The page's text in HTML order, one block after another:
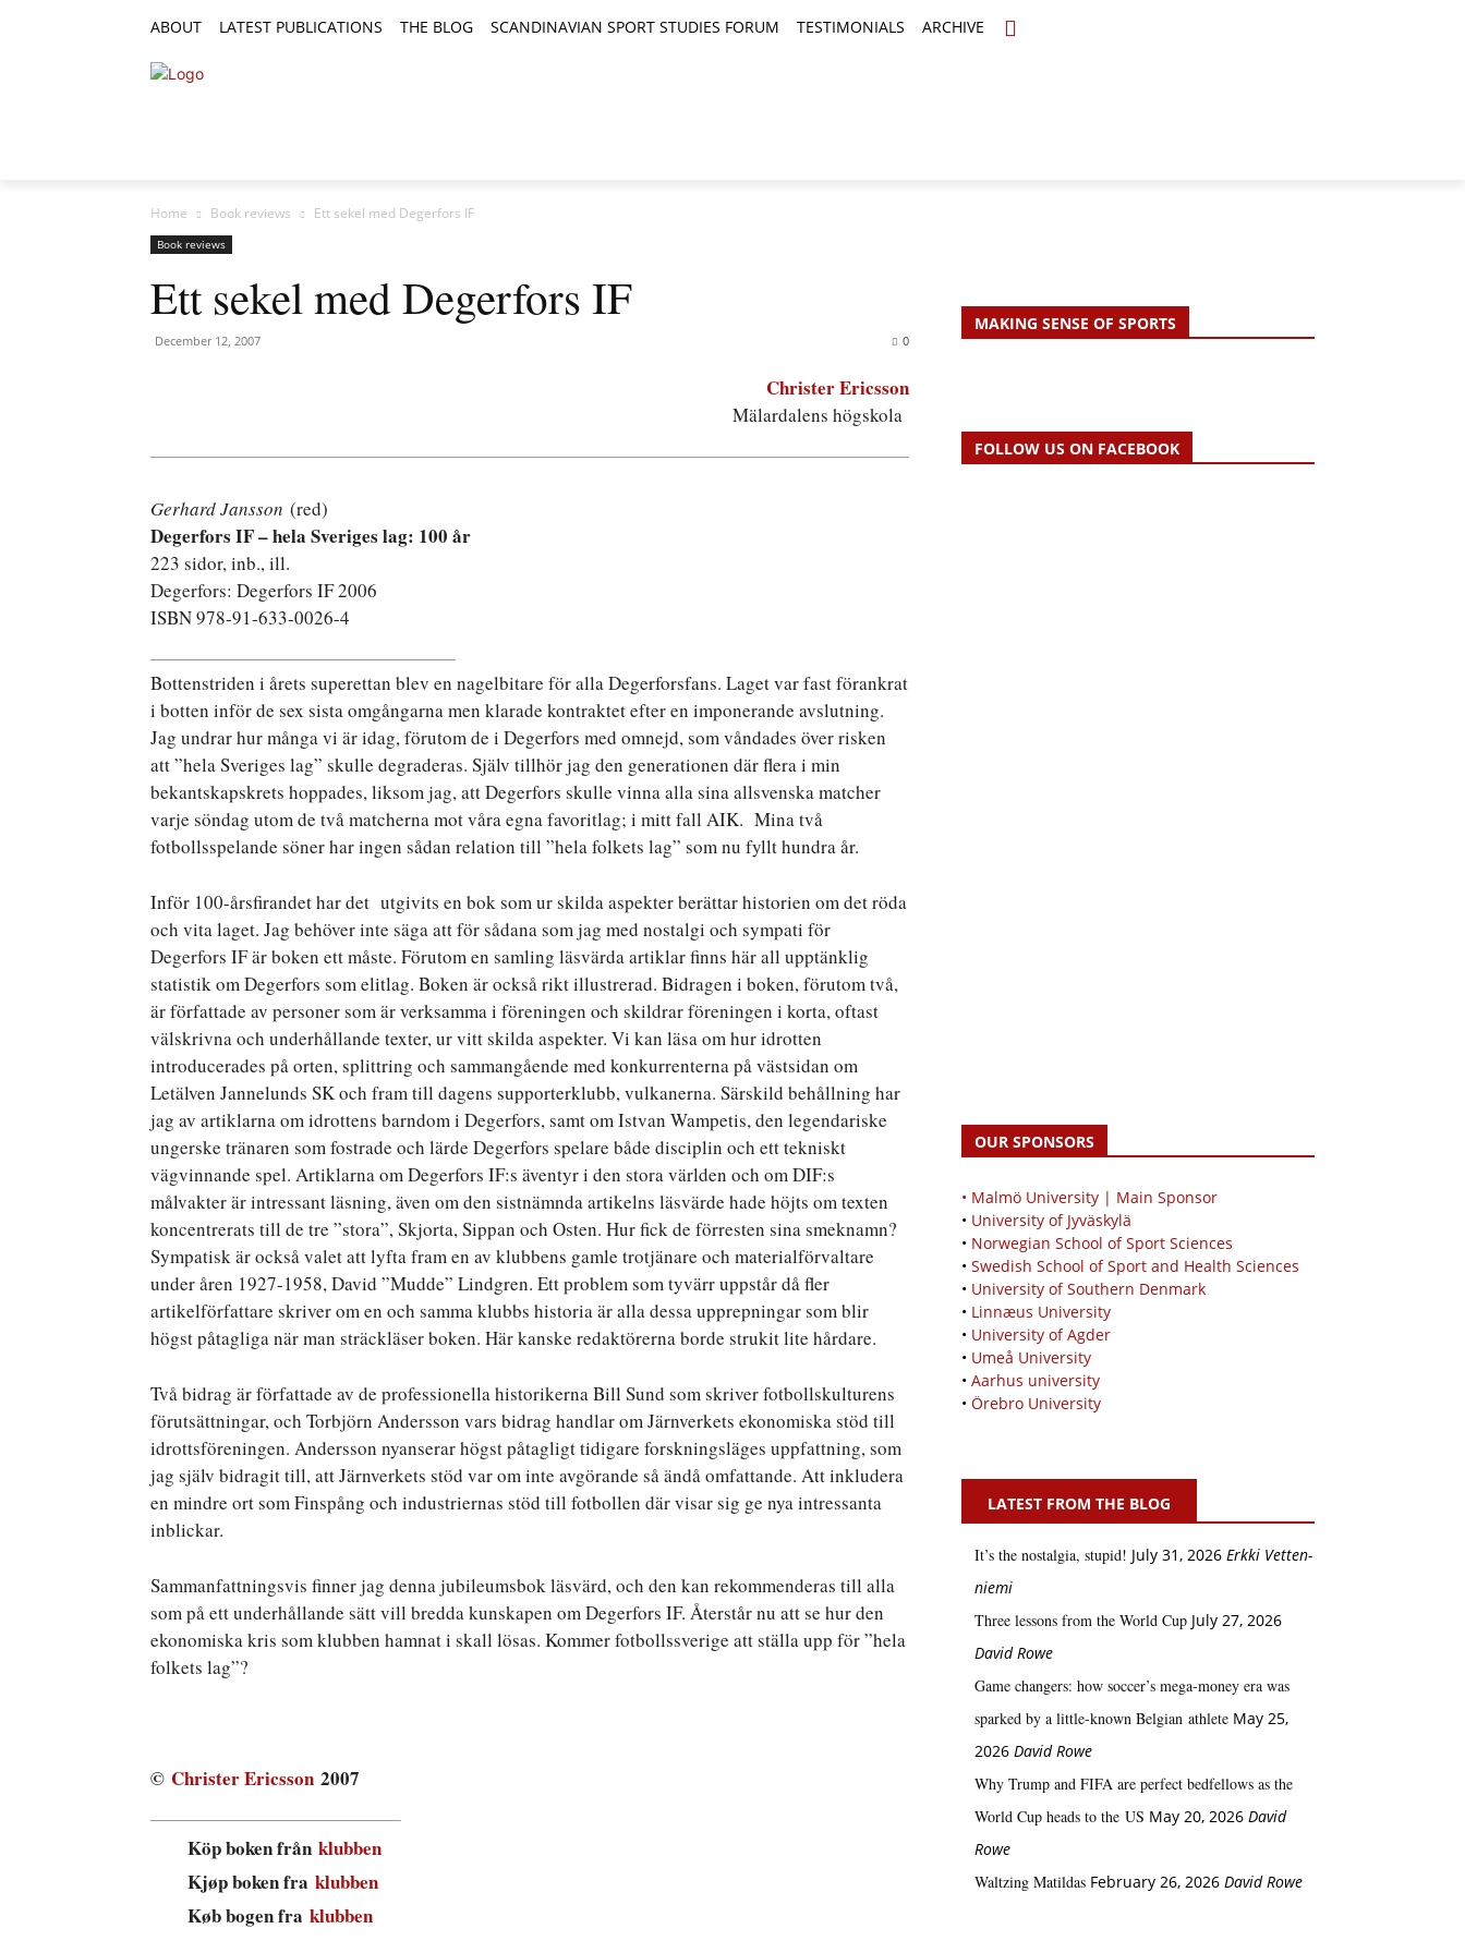
ABOUT LATEST PUBLICATIONS THE BLOG SCANDINAVIAN SPORT STUDIES FORUM TESTIMONIALS ARCHIVE
Home Book reviews Ett sekel med Degerfors IF
Book reviews
Ett sekel med Degerfors IF
December 12, 2007 0
Christer Ericsson
Mälardalens högskola
Gerhard Jansson (red)
Degerfors IF – hela Sveriges lag: 100 år
223 sidor, inb., ill.
Degerfors: Degerfors IF 2006
ISBN 978-91-633-0026-4
Bottenstriden i årets superettan blev en nagelbitare för alla Degerforsfans. Laget var fast förankrat
i botten inför de sex sista omgångarna men klarade kontraktet efter en imponerande avslutning.
Jag undrar hur många vi är idag, förutom de i Degerfors med omnejd, som våndades över risken
att ”hela Sveriges lag” skulle degraderas. Själv tillhör jag den generationen där flera i min
bekantskapskrets hoppades, liksom jag, att Degerfors skulle vinna alla sina allsvenska matcher
varje söndag utom de två matcherna mot våra egna favoritlag; i mitt fall AIK. Mina två
fotbollsspelande söner har ingen sådan relation till ”hela folkets lag” som nu fyllt hundra år.
Inför 100-årsfirandet har det utgivits en bok som ur skilda aspekter berättar historien om det röda
och vita laget. Jag behöver inte säga att för sådana som jag med nostalgi och sympati för
Degerfors IF är boken ett måste. Förutom en samling läsvärda artiklar finns här all upptänklig
statistik om Degerfors som elitlag. Boken är också rikt illustrerad. Bidragen i boken, förutom två,
är författade av personer som är verksamma i föreningen och skildrar föreningen i korta, oftast
välskrivna och underhållande texter, ur vitt skilda aspekter. Vi kan läsa om hur idrotten
introducerades på orten, splittring och sammangående med konkurrenterna på västsidan om
Letälven Jannelunds SK och fram till dagens supporterklubb, vulkanerna. Särskild behållning har
jag av artiklarna om idrottens barndom i Degerfors, samt om Istvan Wampetis, den legendariske
ungerske tränaren som fostrade och lärde Degerfors spelare både disciplin och ett tekniskt
vägvinnande spel. Artiklarna om Degerfors IF:s äventyr i den stora världen och om DIF:s
målvakter är intressant läsning, även om den sistnämnda artikelns läsvärde hade höjts om texten
koncentrerats till de tre ”stora”, Skjorta, Sippan och Osten. Hur fick de förresten sina smeknamn?
Sympatisk är också valet att lyfta fram en av klubbens gamle trotjänare och materialförvaltare
under åren 1927-1958, David ”Mudde” Lindgren. Ett problem som tyvärr uppstår då fler
artikelförfattare skriver om en och samma klubbs historia är alla dessa upprepningar som blir
högst påtagliga när man sträckläser boken. Här kanske redaktörerna borde strukit lite hårdare.
Två bidrag är författade av de professionella historikerna Bill Sund som skriver fotbollskulturens
förutsättningar, och Torbjörn Andersson vars bidrag handlar om Järnverkets ekonomiska stöd till
idrottsföreningen. Andersson nyanserar högst påtagligt tidigare forskningsläges uppfattning, som
jag själv bidragit till, att Järnverkets stöd var om inte avgörande så ändå omfattande. Att inkludera
en mindre ort som Finspång och industriernas stöd till fotbollen där visar sig ge nya intressanta
inblickar.
Sammanfattningsvis finner jag denna jubileumsbok läsvärd, och den kan rekommenderas till alla
som på ett underhållande sätt vill bredda kunskapen om Degerfors IF. Återstår nu att se hur den
ekonomiska kris som klubben hamnat i skall lösas. Kommer fotbollssverige att ställa upp för ”hela
folkets lag”?
© Christer Ericsson 2007
Köp boken från klubben
Kjøp boken fra klubben
Køb bogen fra klubben
MAKING SENSE OF SPORTS
FOLLOW US ON FACEBOOK
OUR SPONSORS
• Malmö University | Main Sponsor
• University of Jyväskylä
• Norwegian School of Sport Sciences
• Swedish School of Sport and Health Sciences
• University of Southern Denmark
• Linnæus University
• University of Agder
• Umeå University
• Aarhus university
• Örebro University
LATEST FROM THE BLOG
It’s the nostalgia, stupid! July 31, 2026 Erkki Vetten­­
niemi
Three lessons from the World Cup July 27, 2026
David Rowe
Game changers: how soccer’s mega‑money era was
sparked by a little‑known Belgian athlete May 25,
2026 David Rowe
Why Trump and FIFA are perfect bedfellows as the
World Cup heads to the US May 20, 2026 David
Rowe
Waltzing Matildas February 26, 2026 David Rowe